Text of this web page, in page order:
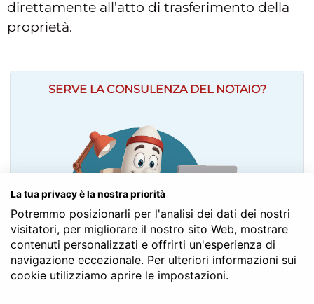
direttamente all’atto di trasferimento della
proprietà.
SERVE LA CONSULENZA DEL NOTAIO?
La tua privacy è la nostra priorità
Potremmo posizionarli per l'analisi dei dati dei nostri
visitatori, per migliorare il nostro sito Web, mostrare
contenuti personalizzati e offrirti un'esperienza di
navigazione eccezionale. Per ulteriori informazioni sui
cookie utilizziamo aprire le impostazioni.